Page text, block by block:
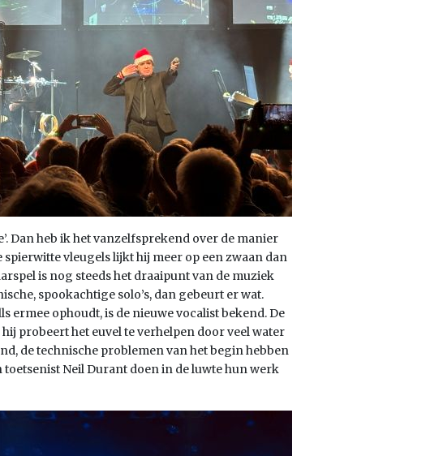
Dan heb ik het vanzelfsprekend over de manier
vleugels lijkt hij meer op een zwaan dan
is nog steeds het draaipunt van de muziek
spookachtige solo’s, dan gebeurt er wat.
ermee ophoudt, is de nieuwe vocalist bekend. De
probeert het euvel te verhelpen door veel water
de technische problemen van het begin hebben
Neil Durant doen in de luwte hun werk